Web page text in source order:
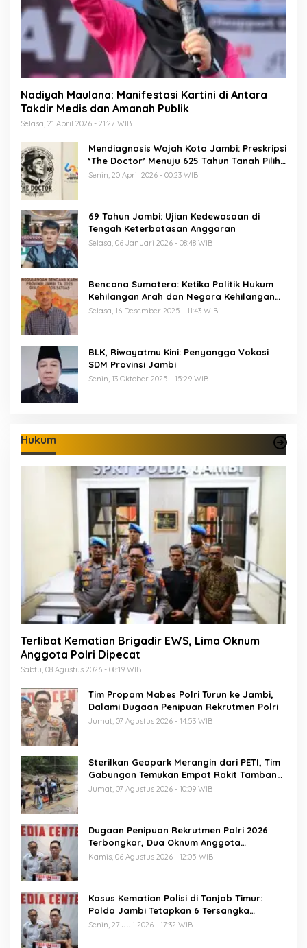
Nadiyah Maulana: Manifestasi Kartini di Antara
Takdir Medis dan Amanah Publik
Selasa, 21 April 2026 - 21:27 WIB
Mendiagnosis Wajah Kota Jambi: Preskripsi
‘The Doctor’ Menuju 625 Tahun Tanah Pilih
Pusako Batuah
Senin, 20 April 2026 - 00:23 WIB
69 Tahun Jambi: Ujian Kedewasaan di
Tengah Keterbatasan Anggaran
Selasa, 06 Januari 2026 - 08:48 WIB
Bencana Sumatera: Ketika Politik Hukum
Kehilangan Arah dan Negara Kehilangan
Keberanian
Selasa, 16 Desember 2025 - 11:43 WIB
BLK, Riwayatmu Kini: Penyangga Vokasi
SDM Provinsi Jambi
Senin, 13 Oktober 2025 - 15:29 WIB
Hukum
Terlibat Kematian Brigadir EWS, Lima Oknum
Anggota Polri Dipecat
Sabtu, 08 Agustus 2026 - 08:19 WIB
Tim Propam Mabes Polri Turun ke Jambi,
Dalami Dugaan Penipuan Rekrutmen Polri
Jumat, 07 Agustus 2026 - 14:53 WIB
Sterilkan Geopark Merangin dari PETI, Tim
Gabungan Temukan Empat Rakit Tambang
Ilegal
Jumat, 07 Agustus 2026 - 10:09 WIB
Dugaan Penipuan Rekrutmen Polri 2026
Terbongkar, Dua Oknum Anggota
Diamankan Propam Polda Jambi
Kamis, 06 Agustus 2026 - 12:05 WIB
Kasus Kematian Polisi di Tanjab Timur:
Polda Jambi Tetapkan 6 Tersangka
Termasuk 5 Anggota Polri
Senin, 27 Juli 2026 - 17:32 WIB